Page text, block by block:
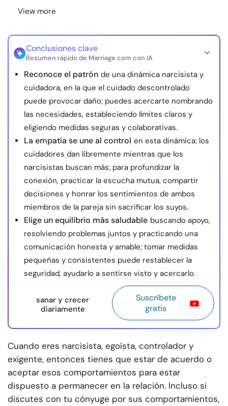
Sobre nosotros
View more
Conclusiones clave
Resumen rápido de Marriage.com con IA
Reconoce el patrón de una dinámica narcisista y
cuidadora, en la que el cuidado descontrolado
puede provocar daño; puedes acercarte nombrando
las necesidades, estableciendo límites claros y
eligiendo medidas seguras y colaborativas.
La empatía se une al control en esta dinámica: los
cuidadores dan libremente mientras que los
narcisistas buscan más; para profundizar la
conexión, practicar la escucha mutua, compartir
decisiones y honrar los sentimientos de ambos
miembros de la pareja sin sacrificar los suyos.
Elige un equilibrio más saludable buscando apoyo,
resolviendo problemas juntos y practicando una
comunicación honesta y amable; tomar medidas
pequeñas y consistentes puede restablecer la
seguridad, ayudarlo a sentirse visto y acercarlo.
sanar y crecer
diariamente
Suscríbete
gratis
Cuando eres narcisista, egoísta, controlador y
exigente, entonces tienes que estar de acuerdo o
aceptar esos comportamientos para estar
dispuesto a permanecer en la relación. Incluso si
discutes con tu cónyuge por sus comportamientos,